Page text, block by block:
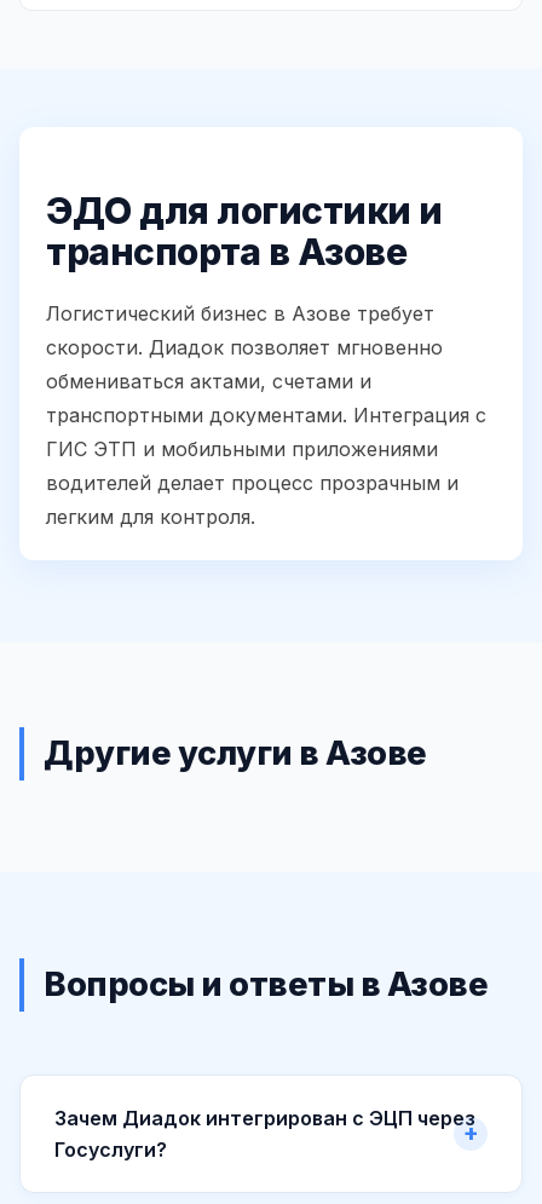
ЭДО для логистики и
транспорта в Азове
Логистический бизнес в Азове требует
скорости. Диадок позволяет мгновенно
обмениваться актами, счетами и
транспортными документами. Интеграция с
ГИС ЭТП и мобильными приложениями
водителей делает процесс прозрачным и
легким для контроля.
Другие услуги в Азове
Вопросы и ответы в Азове
Зачем Диадок интегрирован с ЭЦП через
Госуслуги?